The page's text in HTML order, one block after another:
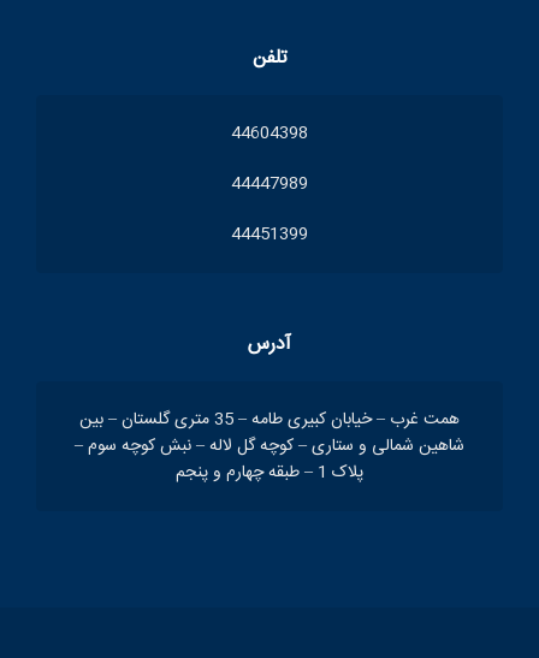
تلفن
44604398
44447989
44451399
آدرس
همت غرب – خیابان کبیری طامه – 35 متری گلستان – بین
شاهین شمالی و ستاری – کوچه گل لاله – نبش کوچه سوم –
پلاک 1 – طبقه چهارم و پنجم